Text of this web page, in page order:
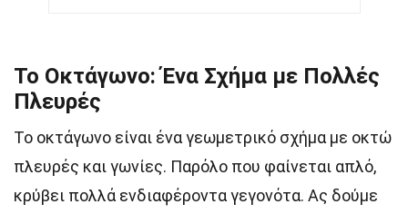
Το Οκτάγωνο: Ένα Σχήμα με Πολλές
Πλευρές
Το οκτάγωνο είναι ένα γεωμετρικό σχήμα με οκτώ
πλευρές και γωνίες. Παρόλο που φαίνεται απλό,
κρύβει πολλά ενδιαφέροντα γεγονότα. Ας δούμε